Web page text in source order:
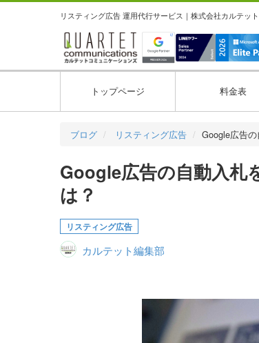
リスティング広告 運用代行サービス｜株式会社カルテッ
トップページ 料金表
ブログ リスティング広告 Google広告
Google広告の自動入札
は？
リスティング広告
カルテット編集部